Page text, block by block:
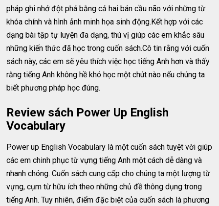
pháp ghi nhớ đột phá bằng cả hai bán cầu não với những từ
khóa chính và hình ảnh minh họa sinh động.Kết hợp với các
dạng bài tập tự luyện đa dạng, thú vị giúp các em khắc sâu
những kiến thức đã học trong cuốn sách.Cô tin rằng với cuốn
sách này, các em sẽ yêu thích việc học tiếng Anh hơn và thấy
rằng tiếng Anh không hề khó học một chút nào nếu chúng ta
biết phương pháp học đúng.
Review sách Power Up English
Vocabulary
Power up English Vocabulary là một cuốn sách tuyệt vời giúp
các em chinh phục từ vựng tiếng Anh một cách dễ dàng và
nhanh chóng. Cuốn sách cung cấp cho chúng ta một lượng từ
vựng, cụm từ hữu ích theo những chủ đề thông dụng trong
tiếng Anh. Tuy nhiên, điểm đặc biệt của cuốn sách là phương